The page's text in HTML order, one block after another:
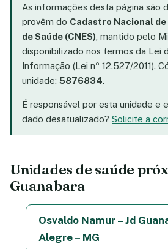
As informações desta página são
provêm do Cadastro Nacional
de Saúde (CNES) , mantido pelo
disponibilizado nos termos da Lei
Informação (Lei nº 12.527/2011).
unidade: 5876834.
É responsável por esta unidade e
dado desatualizado? Solicite a
Unidades de saúde
Guanabara
Osvaldo Namur – Jd
Alegre – MG